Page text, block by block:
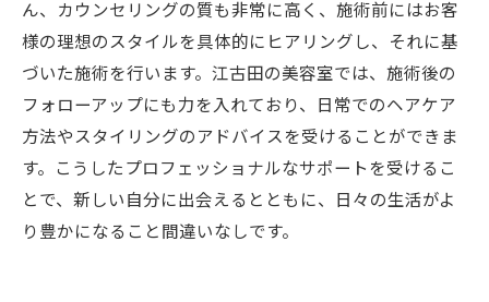
東京都江古田での美容室体験が与えるイン
スピレーション
江古田の美容室で髪型以上の自己発見を
美容室時間がもたらす自分探しの旅江古田
で
ん、カウンセリングの質も非常に高く、施術前にはお客
様の理想のスタイルを具体的にヒアリングし、それに基
づいた施術を行います。江古田の美容室では、施術後の
フォローアップにも力を入れており、日常でのヘアケア
方法やスタイリングのアドバイスを受けることができま
す。こうしたプロフェッショナルなサポートを受けるこ
とで、新しい自分に出会えるとともに、日々の生活がよ
り豊かになること間違いなしです。